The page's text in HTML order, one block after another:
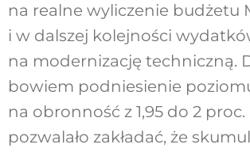
na realne wyliczenie budżetu
i w dalszej kolejności
na modernizację techniczną.
bowiem podniesienie
na obronność z 1,95 do 2 proc.
pozwalało zakładać, że